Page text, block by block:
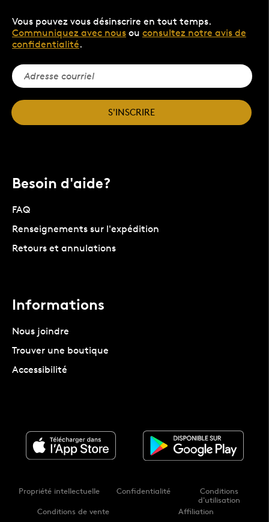
Vous pouvez vous désinscrire en tout temps.
Communiquez avec nous ou consultez notre avis de
confidentialité.
S'INSCRIRE
Besoin d'aide?
FAQ
Renseignements sur l'expédition
Retours et annulations
Informations
Nous joindre
Trouver une boutique
Accessibilité
Propriété intellectuelle Confidentialité
Conditions
d'utilisation
Conditions de vente
Affiliation